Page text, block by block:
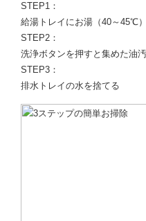
STEP1：
給湯トレイにお湯（40～45℃
STEP2：
洗浄ボタンを押すと集めた油
STEP3：
排水トレイの水を捨てる